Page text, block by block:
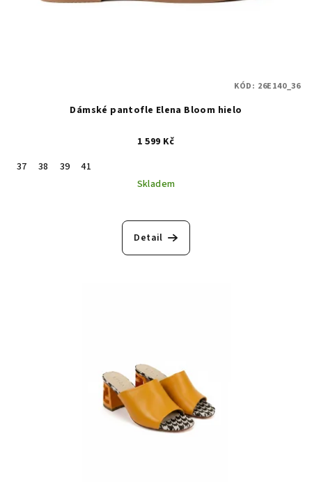
Dámské pantofle Elena Bloom hielo
1 599 Kč
37
38 39
41
Skladem
Detail
KÓD: 26E140_36